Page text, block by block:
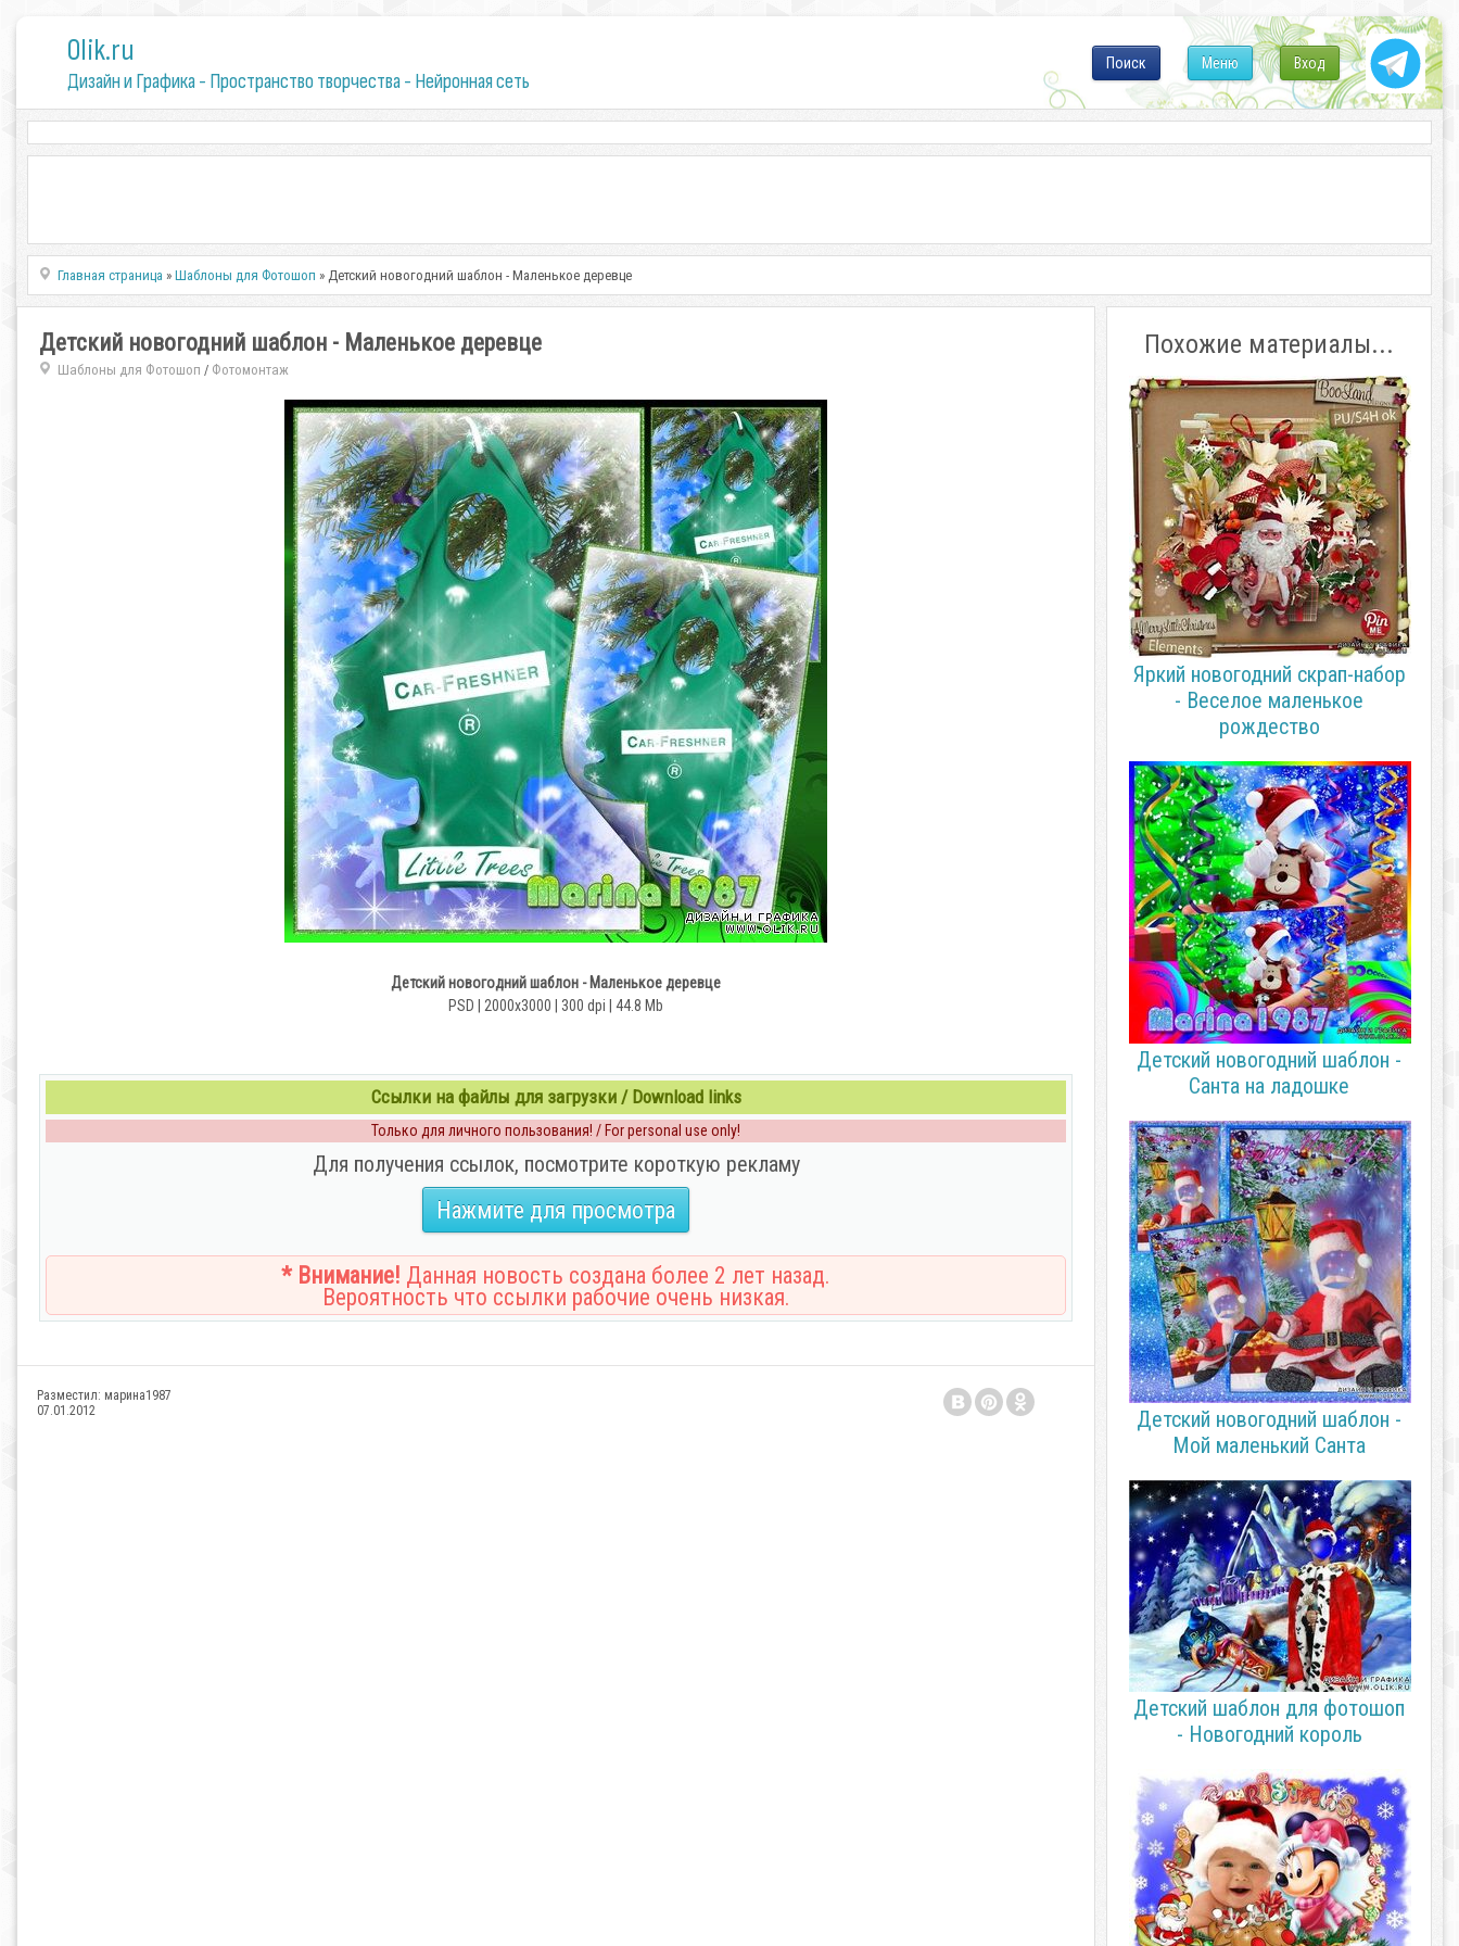
0lik.ru
Дизайн и Графика - Пространство творчества - Нейронная сеть
Вход
Меню
Поиск
Главная страница »Шаблоны для Фотошоп » Детский новогодний шаблон - Маленькое деревце
Детский новогодний шаблон - Маленькое деревце
Шаблоны для Фотошоп / Фотомонтаж
Детский новогодний шаблон - Маленькое деревце
PSD | 2000x3000 | 300 dpi | 44.8 Mb
Ссылки на файлы для загрузки / Download links
Только для личного пользования! / For personal use only!
Для получения ссылок, посмотрите короткую рекламу
Нажмите для просмотра
* Внимание! Данная новость создана более 2 лет назад.
Вероятность что ссылки рабочие очень низкая.
Разместил: марина1987
07.01.2012
Похожие материалы...
Яркий новогодний скрап-набор
- Веселое маленькое
рождество
Детский новогодний шаблон -
Санта на ладошке
Детский новогодний шаблон -
Мой маленький Санта
Детский шаблон для фотошоп
- Новогодний король